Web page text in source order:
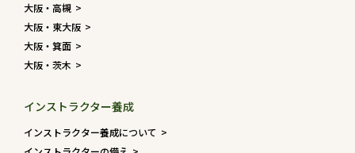
大阪・高槻
大阪・東大阪
大阪・箕面
大阪・茨木
インストラクター養成
インストラクター養成について